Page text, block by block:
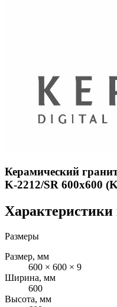
Керамический
K-2212/SR 600x600
Размеры
Размер, мм
600 × 600 × 9
Ширина, мм
600
Высота, мм